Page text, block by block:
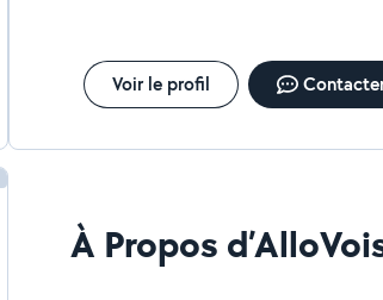
monde de la création, et du partage! Vous
m'envoyer un message. O6 B6 BB B3 I7
pris le temps de lire mon
Voir le profil
À Propos